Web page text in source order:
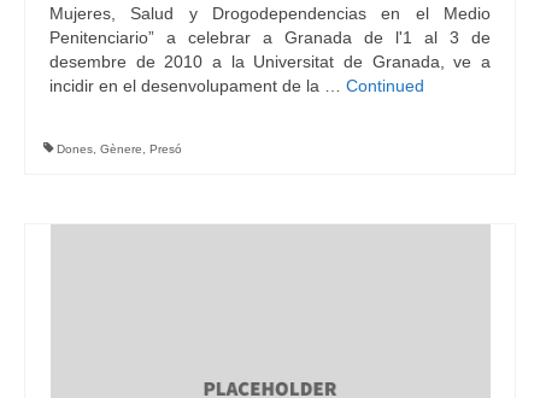
Mujeres, Salud y Drogodependencias en el Medio
Penitenciario” a celebrar a Granada de l'1 al 3 de
desembre de 2010 a la Universitat de Granada, ve a
incidir en el desenvolupament de la … Continued
Dones Gènere Presó